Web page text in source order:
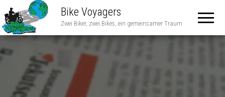
Bike Voyagers
Zwei Biker, zwei Bikes, ein gemeinsamer Traum